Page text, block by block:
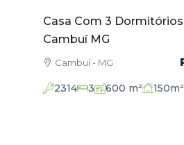
Apartamento com 102
Venda em Cambuí MG
Cambuí - MG
2136 3 102m²